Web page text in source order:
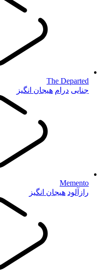
The Departed
جنایی درام هیجان انگیز
Memento
رازآلود هیجان انگیز